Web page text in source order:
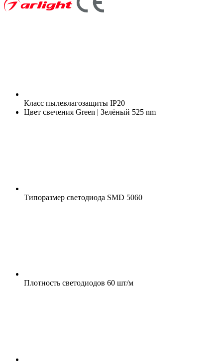
Класс пылевлагозащиты IP20
Цвет свечения Green | Зелёный 525 nm
Типоразмер светодиода SMD 5060
Плотность светодиодов 60 шт/м